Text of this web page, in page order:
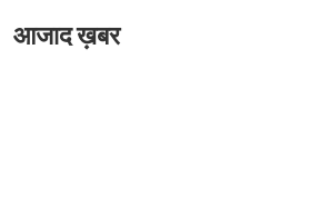
आजाद ख़बर